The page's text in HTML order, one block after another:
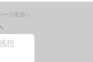
ージ先頭へ